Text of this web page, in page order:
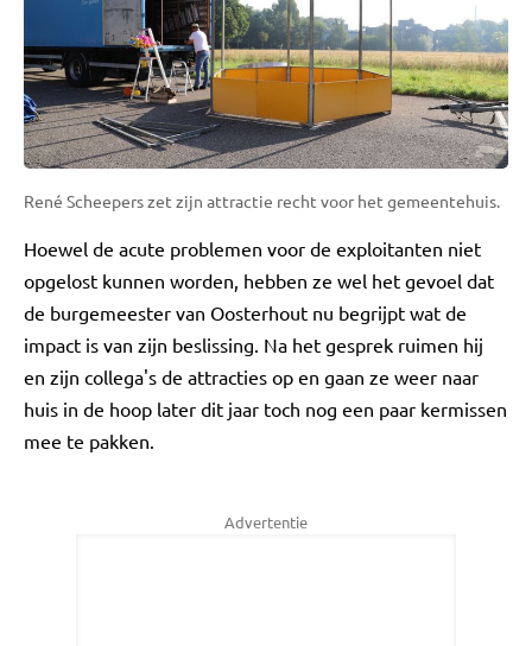
René Scheepers zet zijn attractie recht voor het gemeentehuis.
Hoewel de acute problemen voor de exploitanten niet
opgelost kunnen worden, hebben ze wel het gevoel dat
de burgemeester van Oosterhout nu begrijpt wat de
impact is van zijn beslissing. Na het gesprek ruimen hij
en zijn collega's de attracties op en gaan ze weer naar
huis in de hoop later dit jaar toch nog een paar kermissen
mee te pakken.
Advertentie